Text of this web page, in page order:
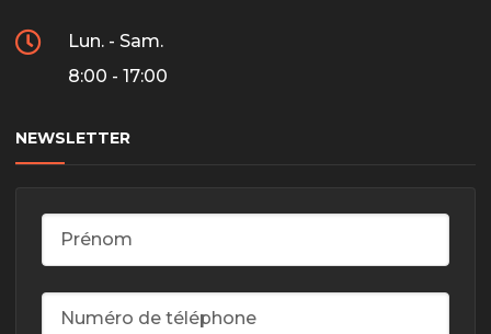
Lun. - Sam.
8:00 - 17:00
NEWSLETTER